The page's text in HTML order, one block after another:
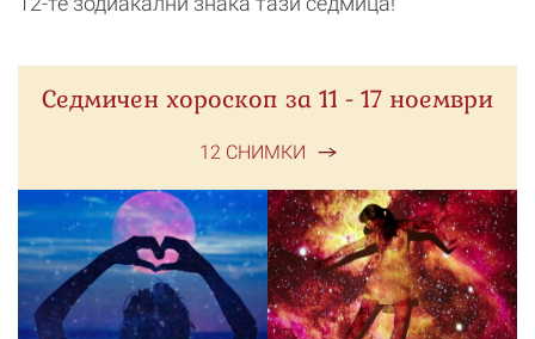
Седмичен хороскоп за 11 - 17 ноември
12 СНИМКИ